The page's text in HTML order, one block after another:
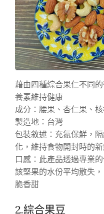
藉由四種綜合果仁不同
養素維持健康
成分：腰果、杏仁果、
製造地：台灣
包裝敘述：充氮保鮮，
化，維持食物開封時的
口感：此產品透過專業
該堅果的水份平均散失
脆香甜
2.綜合果豆